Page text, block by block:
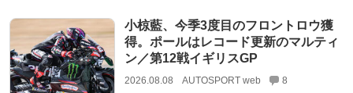
小椋藍、今季3度目のフロントロウ獲
得。ポールはレコード更新のマルティ
ン／第12戦イギリスGP
2026.08.08 AUTOSPORT web 8